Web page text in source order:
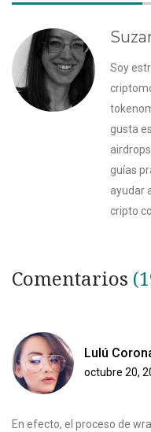
Soy
gusta
guías
ayudar
cripto
Comentarios
Lulú
octubre 20,
En efecto, el proceso de